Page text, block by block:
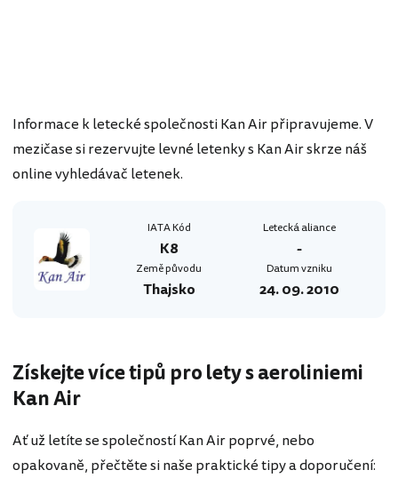
Informace k letecké společnosti Kan Air připravujeme. V
mezičase si rezervujte levné letenky s Kan Air skrze náš
online vyhledávač letenek.
IATA Kód
K8
Letecká aliance
-
Země původu
Thajsko
Datum vzniku
24. 09. 2010
Získejte více tipů pro lety s aeroliniemi
Kan Air
Ať už letíte se společností Kan Air poprvé, nebo
opakovaně, přečtěte si naše praktické tipy a doporučení: